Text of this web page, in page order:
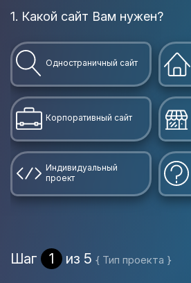
1. Какой сайт Вам нужен?
Одностраничный сайт
Корпоративный сайт
Индивидуальный
проект
Шаг 1 из 5 { Тип проекта }